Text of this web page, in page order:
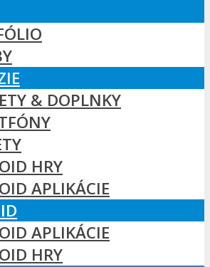
& DOPLNKY
HRY
APLIKÁCIE
APLIKÁCIE
HRY